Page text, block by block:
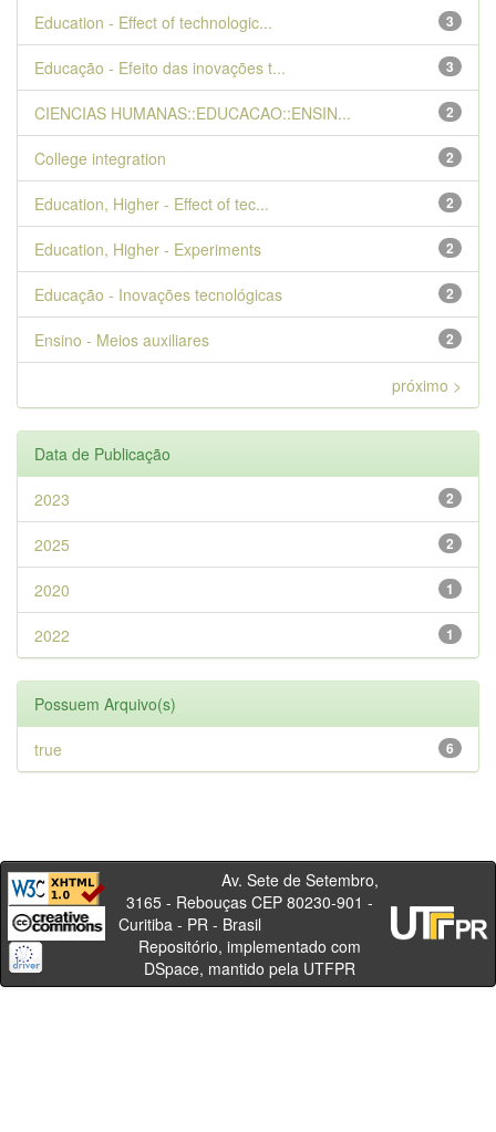
3
Education - Effect of technologic...
3
Educação - Efeito das inovações t...
2
CIENCIAS HUMANAS::EDUCACAO::ENSIN...
2
College integration
2
Education, Higher - Effect of tec...
2
Education, Higher - Experiments
2
Educação - Inovações tecnológicas
2
Ensino - Meios auxiliares
próximo >
Data de Publicação
2
2023
2
2025
1
2020
1
2022
Possuem Arquivo(s)
6
true
Av. Sete de Setembro,
3165 - Rebouças CEP 80230-901 -
Curitiba - PR - Brasil
Repositório, implementado com
DSpace, mantido pela UTFPR